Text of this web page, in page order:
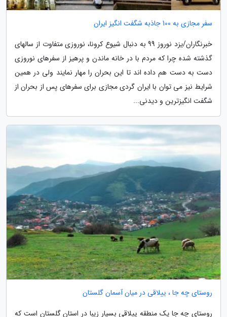
سفر مجازی به 100 جاذبه شگفت انگیز ایران
خبرنگاران/یزد نوروز 99 به دنبال شیوع کرونا، نوروزی متفاوت از سالهای
گذشته شده چرا که مردم با در خانه ماندن و پرهیز از سفرهای نوروزی
دست به دست هم داده اند تا این بحران را مهار نمایند ولی در همین
شرایط نیز می توان با ایران گردی مجازی برای سفرهای پس از بحران از
شگفت انگیزترین و دیدنی...
روستای چه جا ، ییلاقی در میان آسمان گلستان
روستای چه جا یک منطقه ییلاقی بسیار زیبا در استان گلستان است که